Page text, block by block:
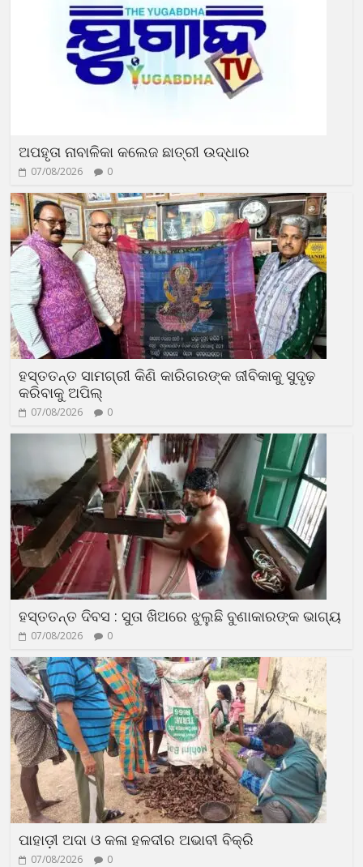
ଅପହୃତା ନାବାଳିକା କଲେଜ ଛାତ୍ରୀ ଉଦ୍ଧାର
07/08/2026 0
ହସ୍ତତନ୍ତ ସାମଗ୍ରୀ କିଣି କାରିଗରଙ୍କ ଜୀବିକାକୁ ସୁଦୃଢ଼
କରିବାକୁ ଅପିଲ୍
07/08/2026 0
ହସ୍ତତନ୍ତ ଦିବସ : ସୁତା ଖିଅରେ ଝୁଲୁଛି ବୁଣାକାରଙ୍କ ଭାଗ୍ୟ
07/08/2026 0
ପାହାଡ଼ୀ ଅଦା ଓ କଳା ହଳଦୀର ଅଭାବୀ ବିକ୍ରି
07/08/2026 0